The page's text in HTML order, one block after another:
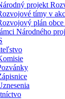
projekt
tímy v
plán
Národného